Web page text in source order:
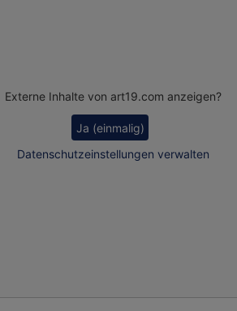
Externe Inhalte von art19.com anzeigen?
Ja (einmalig)
Datenschutzeinstellungen verwalten